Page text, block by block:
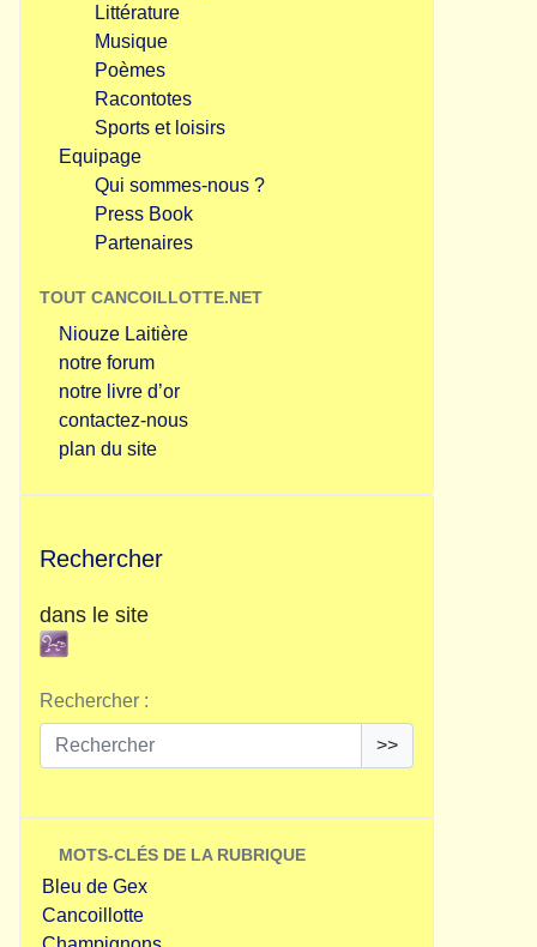
Littérature
Musique
Poèmes
Racontotes
Sports et loisirs
Equipage
Qui sommes-nous ?
Press Book
Partenaires
TOUT CANCOILLOTTE.NET
Niouze Laitière
notre forum
notre livre d’or
contactez-nous
plan du site
Rechercher
dans le site
Rechercher :
>>
MOTS-CLÉS DE LA RUBRIQUE
Bleu de Gex
Cancoillotte